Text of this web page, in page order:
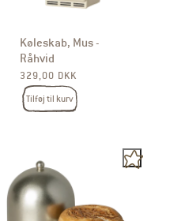
Køleskab, Mus -
Råhvid
Normalpris
329,00 DKK
Tilføj til kurv